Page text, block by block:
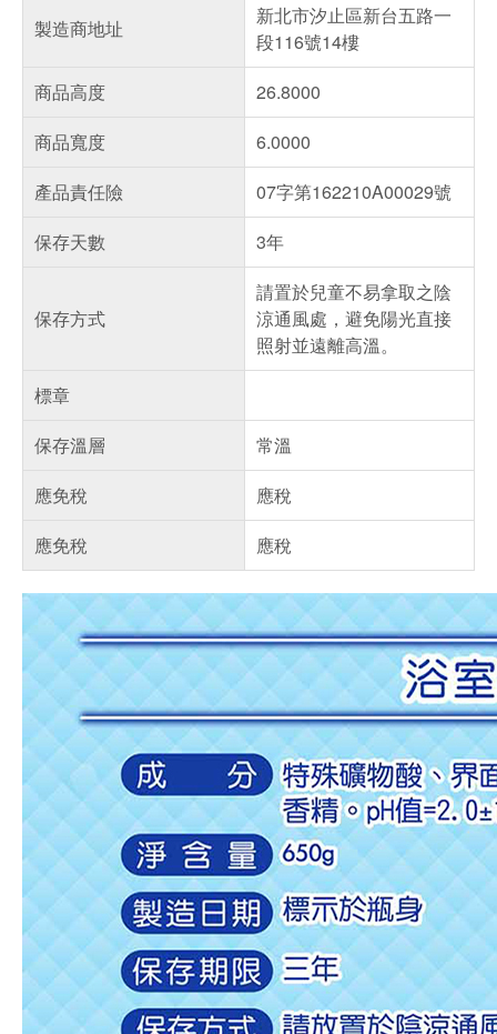
製造商地址
新北市汐止區新台五路一
段116號14樓
商品高度
26.8000
商品寬度
6.0000
產品責任險
07字第162210A00029號
保存天數
3年
保存方式
請置於兒童不易拿取之陰
涼通風處，避免陽光直接
照射並遠離高溫。
標章
保存溫層
常溫
應免稅
應稅
應免稅
應稅